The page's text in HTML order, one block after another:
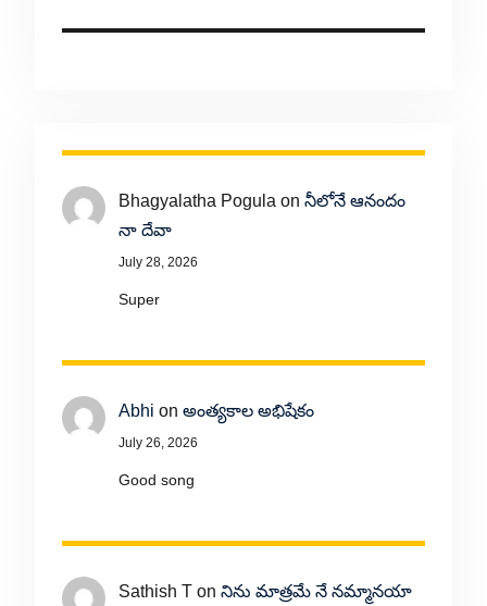
Bhagyalatha Pogula on నీలోనే ఆనందం
నా దేవా
July 28, 2026
Super
Abhi on అంత్యకాల అభిషేకం
July 26, 2026
Good song
Sathish Ton నిను మాత్రమే నే నమ్మానయా